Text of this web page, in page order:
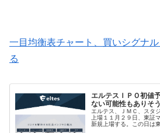
一目均衡表チャート、買いシグナ
る
エルテスＩＰＯ初値
ない可能性もありそう
エルテス、ＪＭＣ、スタ
上場１１月２９日、東証
新規上場する。この日は